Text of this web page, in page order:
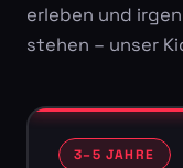
erleben und
stehen – unser
3–5 JAHRE